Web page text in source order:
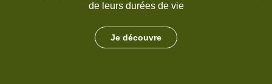
de leurs durées de vie
Je découvre